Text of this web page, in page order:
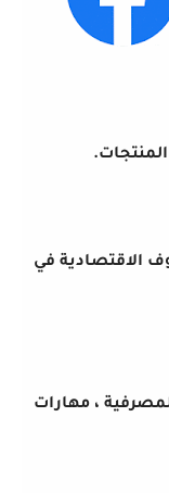
الاقتصادية في
، مهارات